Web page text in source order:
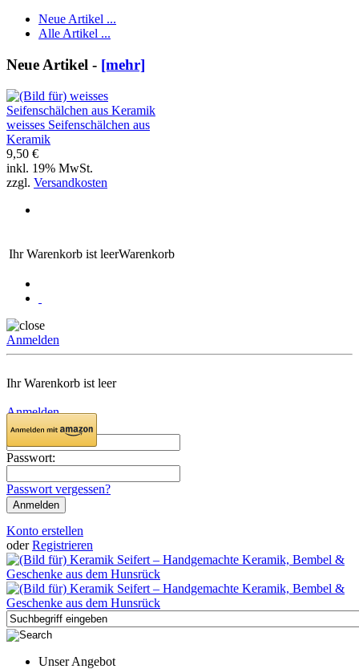
Neue Artikel ...
Alle Artikel ...
Neue Artikel - [mehr]
weisses Seifenschälchen aus
Keramik
9,50 €
inkl. 19% MwSt.
zzgl. Versandkosten
Ihr Warenkorb ist leerWarenkorb
Anmelden
Ihr Warenkorb ist leer
Anmelden
Email:
Passwort:
Passwort vergessen?
Konto erstellen
oder Registrieren
Unser Angebot